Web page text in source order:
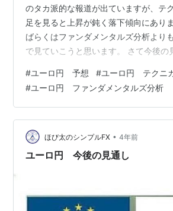
のタカ派的な報道が出ていますが、テ
足を見ると上昇が鈍く落下傾向にあり
ばらくはファンダメンタルズ分析より
で見ていこうと思います。 さて今後の
米小売売上高、2/21のユーロPMI2月、
数などに注目が集まります。他、日銀
バーなどの発言、FRBメンバーの発言
きましょう。 それでは、短中期的なユ
しを、ほび太が解説します。 ユーロ円
ズ分析 FRBの発…
#ユーロ円 予想 #ユーロ円 テクニ
#ユーロ円 ファンダメンタルズ分析
ほび太のシンプルFX • 4年前
ユーロ円 今後の見通し